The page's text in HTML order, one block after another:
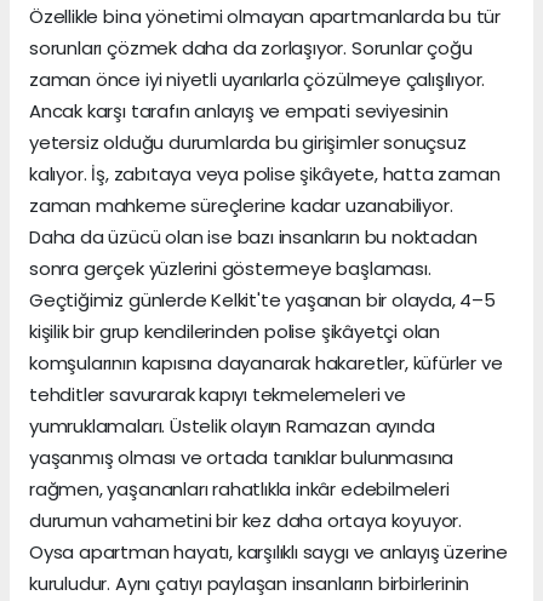
Özellikle bina yönetimi olmayan apartmanlarda bu tür
sorunları çözmek daha da zorlaşıyor. Sorunlar çoğu
zaman önce iyi niyetli uyarılarla çözülmeye çalışılıyor.
Ancak karşı tarafın anlayış ve empati seviyesinin
yetersiz olduğu durumlarda bu girişimler sonuçsuz
kalıyor. İş, zabıtaya veya polise şikâyete, hatta zaman
zaman mahkeme süreçlerine kadar uzanabiliyor.
Daha da üzücü olan ise bazı insanların bu noktadan
sonra gerçek yüzlerini göstermeye başlaması.
Geçtiğimiz günlerde Kelkit'te yaşanan bir olayda, 4–5
kişilik bir grup kendilerinden polise şikâyetçi olan
komşularının kapısına dayanarak hakaretler, küfürler ve
tehditler savurarak kapıyı tekmelemeleri ve
yumruklamaları. Üstelik olayın Ramazan ayında
yaşanmış olması ve ortada tanıklar bulunmasına
rağmen, yaşananları rahatlıkla inkâr edebilmeleri
durumun vahametini bir kez daha ortaya koyuyor.
Oysa apartman hayatı, karşılıklı saygı ve anlayış üzerine
kuruludur. Aynı çatıyı paylaşan insanların birbirlerinin